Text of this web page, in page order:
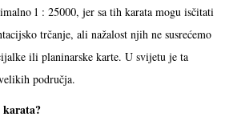
1 : 25000, jer sa tih karata mogu isčitati
trčanje, ali nažalost njih ne susrećemo
ili planinarske karte. U svijetu je ta
područja.